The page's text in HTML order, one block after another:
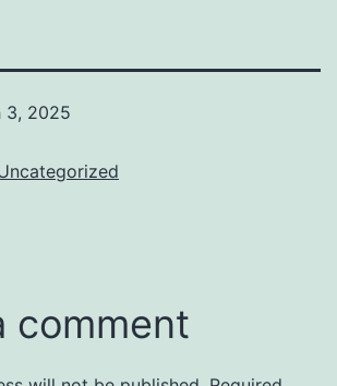
3, 2025
comment